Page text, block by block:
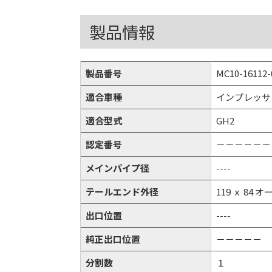
製品情報
製品番号
MC10-
適合車種
インプレッサ
適合型式
GH2
認定番号
－－－－－
メインパイプ径
----
テールエンド外径
119 ｘ 84 オ
出口位置
----
純正出口位置
－－－－－
分割数
１